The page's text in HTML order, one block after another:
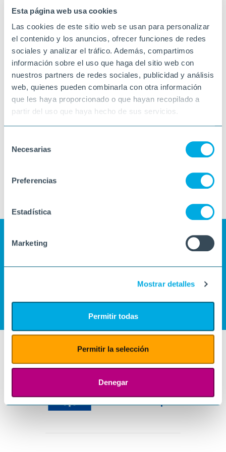
Esta página web usa cookies
Las cookies de este sitio web se usan para personalizar
el contenido y los anuncios, ofrecer funciones de redes
sociales y analizar el tráfico. Además, compartimos
información sobre el uso que haga del sitio web con
nuestros partners de redes sociales, publicidad y análisis
web, quienes pueden combinarla con otra información
que les haya proporcionado o que hayan recopilado a
partir del uso que haya hecho de sus servicios.
Necesarias
Preferencias
Estadística
Marketing
Mostrar detalles
Permitir todas
Permitir la selección
Denegar